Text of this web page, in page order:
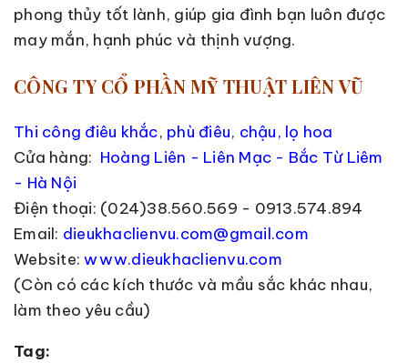
phong thủy tốt lành, giúp gia đình bạn luôn được
may mắn, hạnh phúc và thịnh vượng.
CÔNG TY CỔ PHẦN MỸ THUẬT LIÊN VŨ
Thi công điêu khắc, phù điêu, chậu, lọ hoa
Cửa hàng: Hoàng Liên - Liên Mạc - Bắc Từ Liêm
- Hà Nội
Điện thoại: (024)38.560.569 - 0913.574.894
Email: dieukhaclienvu.com@gmail.com
Website:www.dieukhaclienvu.com
(Còn có các kích thước và mầu sắc khác nhau,
làm theo yêu cầu)
Tag: